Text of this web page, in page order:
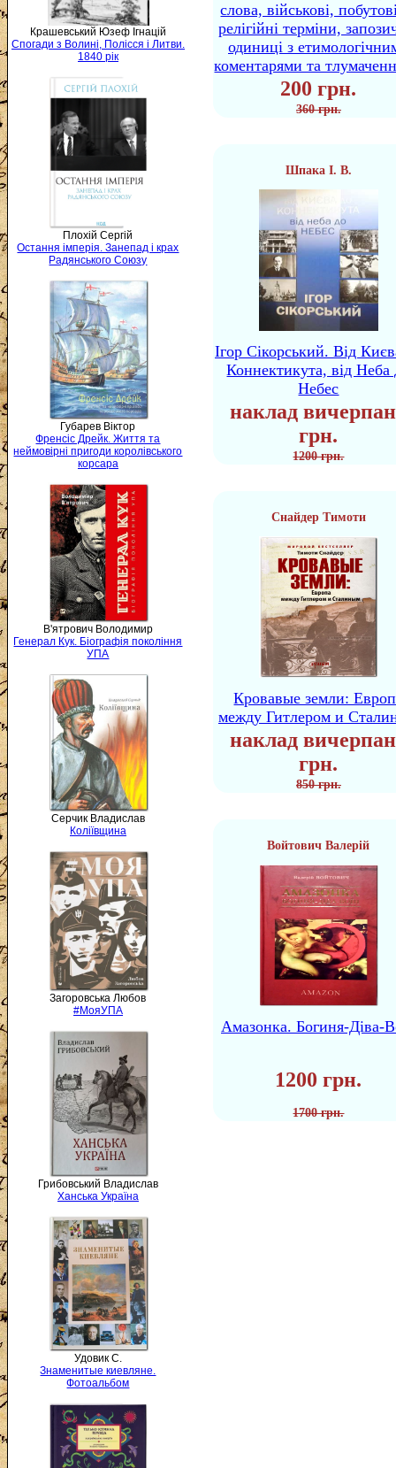
Крашевський Юзеф Ігнацій
Спогади з Волині, Полісся і Литви.
1840 рік
Плохій Сергій
Остання імперія. Занепад і крах
Радянського Союзу
Губарев Віктор
Френсіс Дрейк. Життя та
неймовірні пригоди королівського
корсара
В'ятрович Володимир
Генерал Кук. Біографія покоління
УПА
Серчик Владислав
Коліївщина
Загоровська Любов
#МояУПА
Грибовський Владислав
Ханська Україна
Удовик С.
Знаменитые киевляне.
Фотоальбом
слова, військові,
релігійні терміни,
одиниці з
коментарями та
200 грн.
360 грн.
Шпака І. В.
Ігор Сікорський. Від
Коннектикута, від Неба
Небес
наклад
грн.
1200 грн.
Снайдер Тимоти
Кровавые земли:
между Гитлером и
наклад
грн.
850 грн.
Войтович Валерій
Амазонка. Богиня-Діва-
1200 грн.
1700 грн.